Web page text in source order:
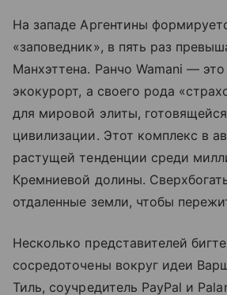
На западе Аргентины
«заповедник», в пять раз
Манхэттена. Ранчо Wamani —
экокурорт, а своего рода
для мировой элиты,
цивилизации. Этот комплекс в
растущей тенденции среди
Кремниевой долины.
отдаленные земли, чтобы
Несколько представителей
сосредоточены вокруг идеи
Тиль, соучредитель PayPal и